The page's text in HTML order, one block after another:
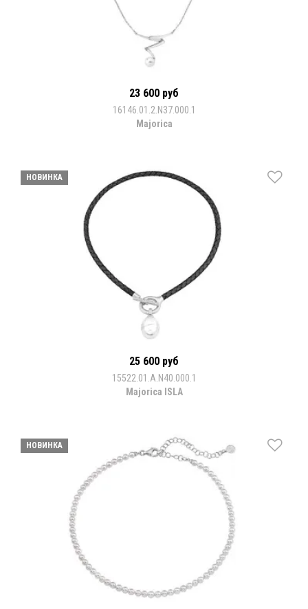
23 600 руб
16146.01.2.N37.000.1
Majorica
НОВИНКА
25 600 руб
15522.01.A.N40.000.1
Majorica ISLA
НОВИНКА